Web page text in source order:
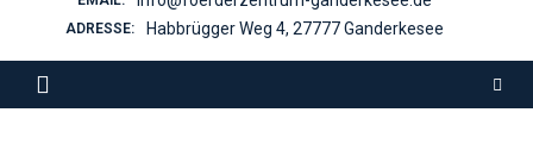
ADRESSE: Habbrügger Weg 4, 27777 Ganderkesee